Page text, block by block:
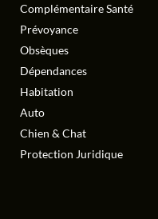
Complémentaire Santé
Prévoyance
Obsèques
Dépendances
Habitation
Auto
Chien & Chat
Protection Juridique